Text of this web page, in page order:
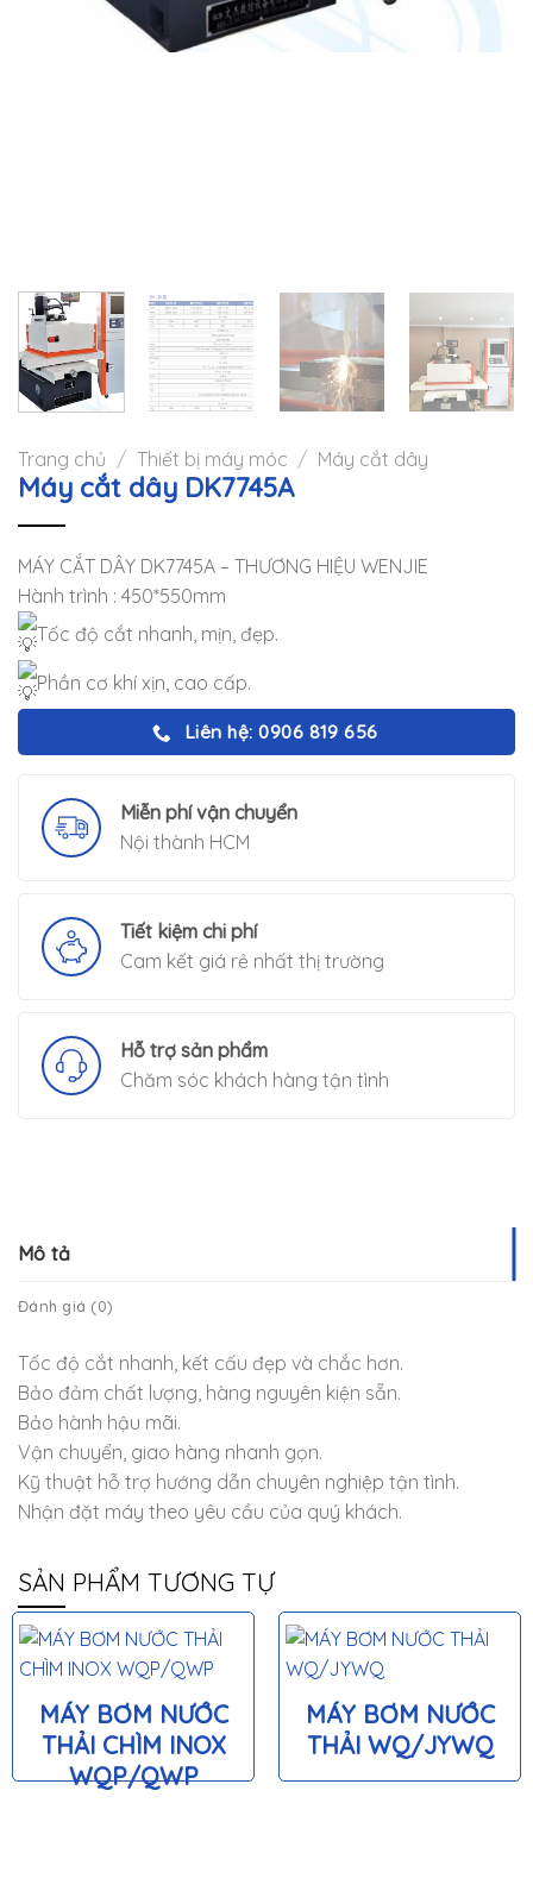
Trang chủ / Thiết bị máy móc / Máy cắt dây
Máy cắt dây DK7745A
MÁY CẮT DÂY DK7745A – THƯƠNG HIỆU WENJIE
Hành trình : 450*550mm
Tốc độ cắt nhanh, mịn, đẹp.
Phần cơ khí xịn, cao cấp.
Liên hệ: 0906 819 656
Miễn phí vận chuyển
Nội thành HCM
Tiết kiệm chi phí
Cam kết giá rẻ nhất thị trường
Hỗ trợ sản phẩm
Chăm sóc khách hàng tận tình
Mô tả
Đánh giá (0)
Tốc độ cắt nhanh, kết cấu đẹp và chắc hơn.
Bảo đảm chất lượng, hàng nguyên kiện sẵn.
Bảo hành hậu mãi.
Vận chuyển, giao hàng nhanh gọn.
Kỹ thuật hỗ trợ hướng dẫn chuyên nghiệp tận tình.
Nhận đặt máy theo yêu cầu của quý khách.
SẢN PHẨM TƯƠNG TỰ
MÁY BƠM NƯỚC
THẢI CHÌM INOX
WQP/QWP
MÁY BƠM NƯỚC
THẢI WQ/JYWQ